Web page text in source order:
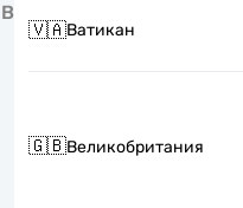
В
🇻🇦Ватикан
🇬🇧Великобритания